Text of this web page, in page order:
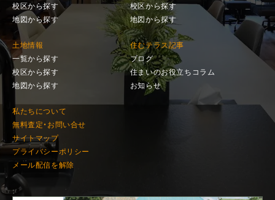
校区から探す
地図から探す
校区から探す
地図から探す
土地情報
一覧から探す
校区から探す
地図から探す
住むテラス記事
ブログ
住まいのお役立ちコラム
お知らせ
私たちについて
無料査定・お問い合せ
サイトマップ
プライバシーポリシー
メール配信を解除